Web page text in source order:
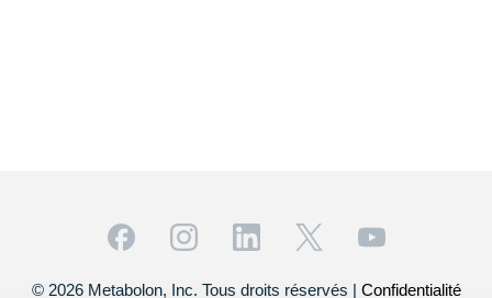
© 2026 Metabolon, Inc. Tous droits réservés | Confidentialité